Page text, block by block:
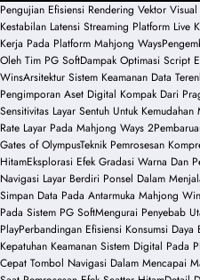
Pengujian Efisiensi Rendering Vektor
Kestabilan Latensi Streaming Platform Live
Kerja Pada Platform Mahjong Ways
Oleh Tim PG SoftDampak Optimasi Script
WinsArsitektur Sistem Keamanan Data
Pengimporan Aset Digital Kompak Dari
Sensitivitas Layar Sentuh Untuk Kemudahan
Rate Layar Pada Mahjong Ways 2
Gates of OlympusTeknik Pemrosesan
HitamEksplorasi Efek Gradasi Warna Dan
Navigasi Layar Berdiri Ponsel Dalam
Simpan Data Pada Antarmuka Mahjong
Pada Sistem PG SoftMengurai Penyebab
PlayPerbandingan Efisiensi Konsumsi
Kepatuhan Keamanan Sistem Digital Pada
Cepat Tombol Navigasi Dalam Mencapai